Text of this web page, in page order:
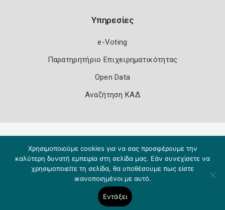
Υπηρεσίες
e-Voting
Παρατηρητήριο Επιχειρηματικότητας
Open Data
Αναζήτηση ΚΑΔ
Χρησιμοποιούμε cookies για να σας προσφέρουμε την
καλύτερη δυνατή εμπειρία στη σελίδα μας. Εάν συνεχίσετε να
χρησιμοποιείτε τη σελίδα, θα υποθέσουμε πως είστε
ικανοποιημένοι με αυτό.
Εντάξει
Copyright 2026 Knowledge A.E.